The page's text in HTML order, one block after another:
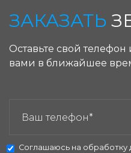
ЗАКАЗАТЬ
Оставьте свой
вами в ближайшее
Соглашаюсь на обработку